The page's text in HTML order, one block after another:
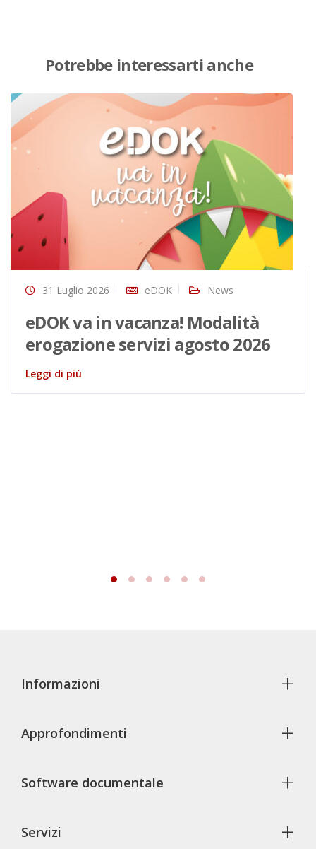
Potrebbe interessarti anche
31 Luglio 2026 eDOK News
eDOK va in vacanza! Modalità
erogazione servizi agosto 2026
Leggi di più
Informazioni +
Approfondimenti +
Software documentale +
Servizi +